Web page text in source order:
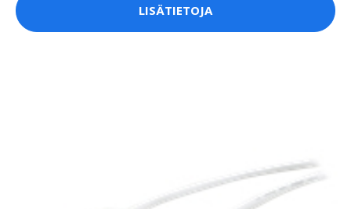
LISÄTIETOJA